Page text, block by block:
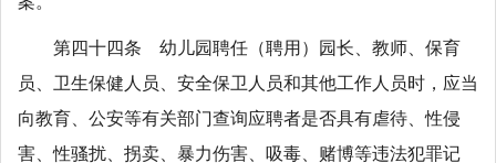
第四十四条 幼儿园聘任（聘用）园长、教师、保育
员、卫生保健人员、安全保卫人员和其他工作人员时，应当
向教育、公安等有关部门查询应聘者是否具有虐待、性侵
害、性骚扰、拐卖、暴力伤害、吸毒、赌博等违法犯罪记